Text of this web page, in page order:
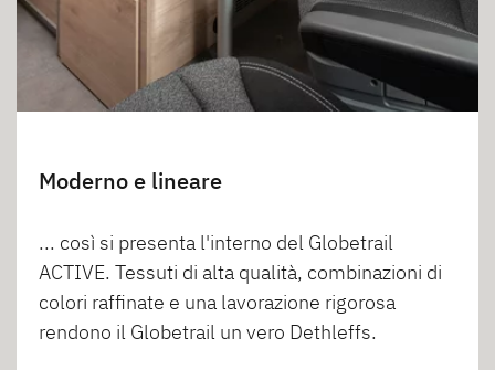
Moderno e lineare
... così si presenta l'interno del Globetrail
ACTIVE. Tessuti di alta qualità, combinazioni di
colori raffinate e una lavorazione rigorosa
rendono il Globetrail un vero Dethleffs.